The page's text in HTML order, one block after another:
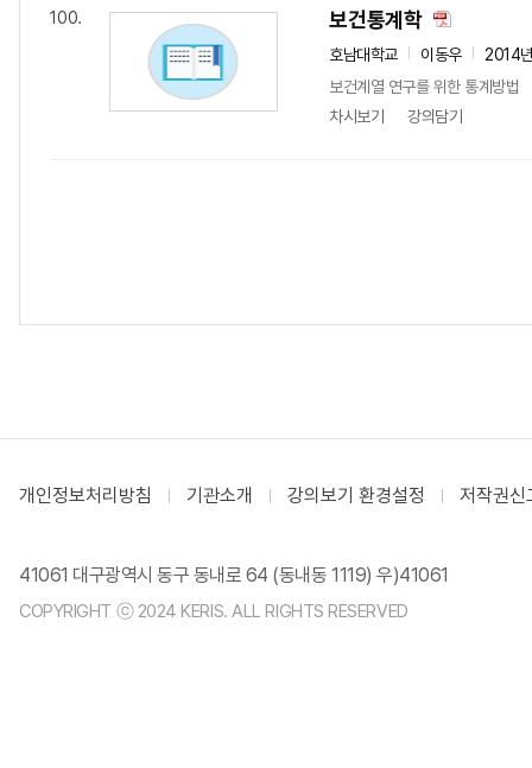
100. 보건통계학
호남대학교 이동우
2014
보건계열 연구를 위한 통계방법
차시보기
강의담기
개인정보처리방침 기관소개 강의보기 환경설정 저작권신
41061 대구광역시 동구 동내로 64 (동내동 1119) 우)41061
COPYRIGHT ⓒ 2024 KERIS. ALL RIGHTS RESERVED